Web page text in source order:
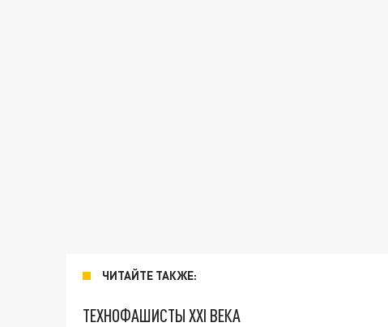
ЧИТАЙТЕ ТАКЖЕ:
ТЕХНОФАШИСТЫ XXI ВЕКА